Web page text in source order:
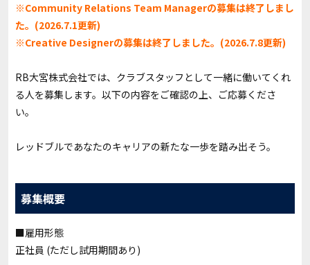
※Community Relations Team Managerの募集は終了しまし
た。(2026.7.1更新)
※Creative Designerの募集は終了しました。(2026.7.8更新)
RB大宮株式会社では、クラブスタッフとして一緒に働いてくれ
る人を募集します。以下の内容をご確認の上、ご応募くださ
い。
レッドブルであなたのキャリアの新たな一歩を踏み出そう。
募集概要
■雇用形態
正社員 (ただし試用期間あり)